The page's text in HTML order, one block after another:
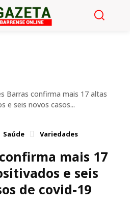
Barras confirma mais 17 altas
e seis novos casos...
Saúde Variedades
mais 17
e seis
de covid-19